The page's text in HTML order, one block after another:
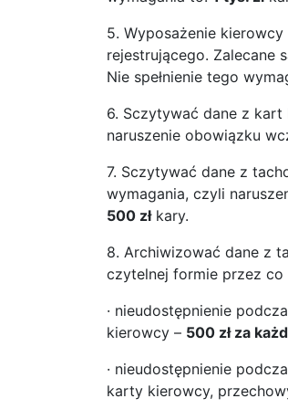
5. Wyposażenie
rejestrującego. Zalecane
Nie spełnienie tego
6. Sczytywać dane z kart
naruszenie obowiązku
7. Sczytywać dane z
wymagania, czyli
500 złkary.
8. Archiwizować dane z
czytelnej formie przez
· nieudostępnienie
kierowcy – 500 zł za
· nieudostępnienie
karty kierowcy,